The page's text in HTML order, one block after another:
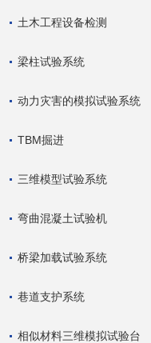
土木工程设备检测
梁柱试验系统
动力灾害的模拟试验系统
TBM掘进
三维模型试验系统
弯曲混凝土试验机
桥梁加载试验系统
巷道支护系统
相似材料三维模拟试验台